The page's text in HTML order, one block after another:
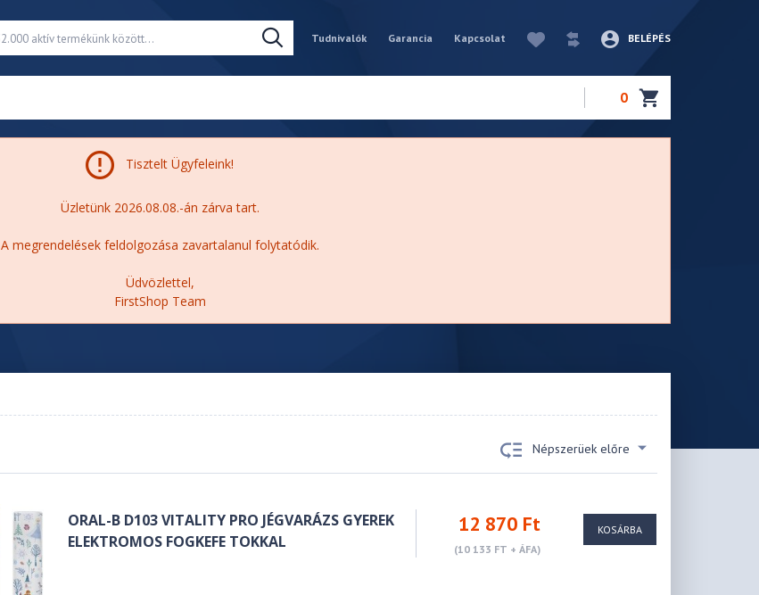
Tudnivalók Garancia Kapcsolat BELÉPÉS
0
Tisztelt Ügyfeleink!
Üzletünk 2026.08.08.-án zárva tart.
A megrendelések feldolgozása zavartalanul folytatódik.
Üdvözlettel,
FirstShop Team
Népszerüek előre
ORAL-B D103 VITALITY PRO JÉGVARÁZS GYEREK
ELEKTROMOS FOGKEFE TOKKAL
12 870 Ft
(10 133 FT + ÁFA)
KOSÁRBA